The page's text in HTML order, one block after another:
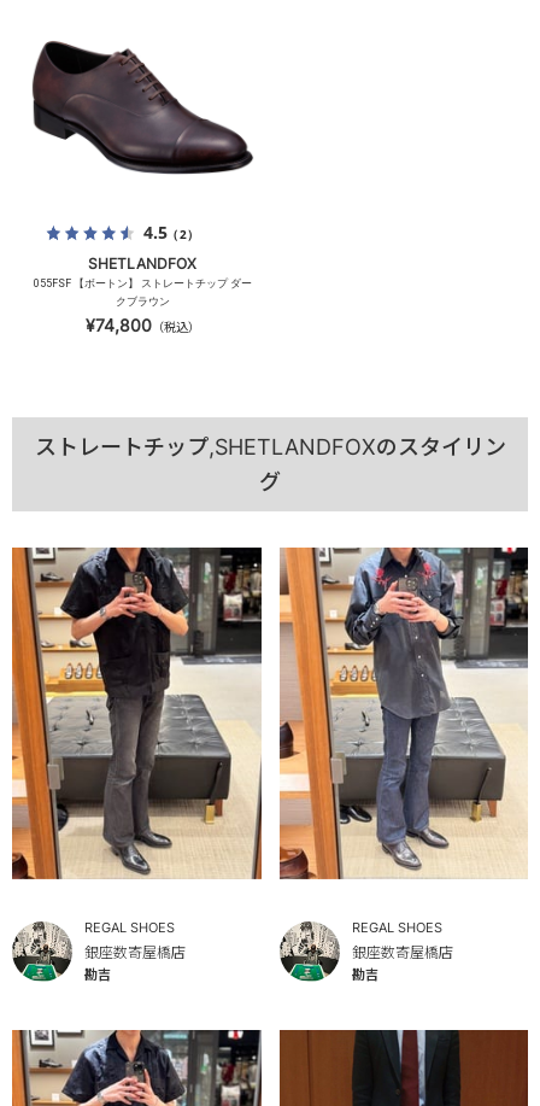
4.5（2）
SHETLANDFOX
055FSF 【ボートン】 ストレートチップ ダー
クブラウン
¥74,800（税込）
ストレートチップ,SHETLANDFOXのスタイリン
グ
REGAL SHOES
銀座数寄屋橋店
勘吉
REGAL SHOES
銀座数寄屋橋店
勘吉